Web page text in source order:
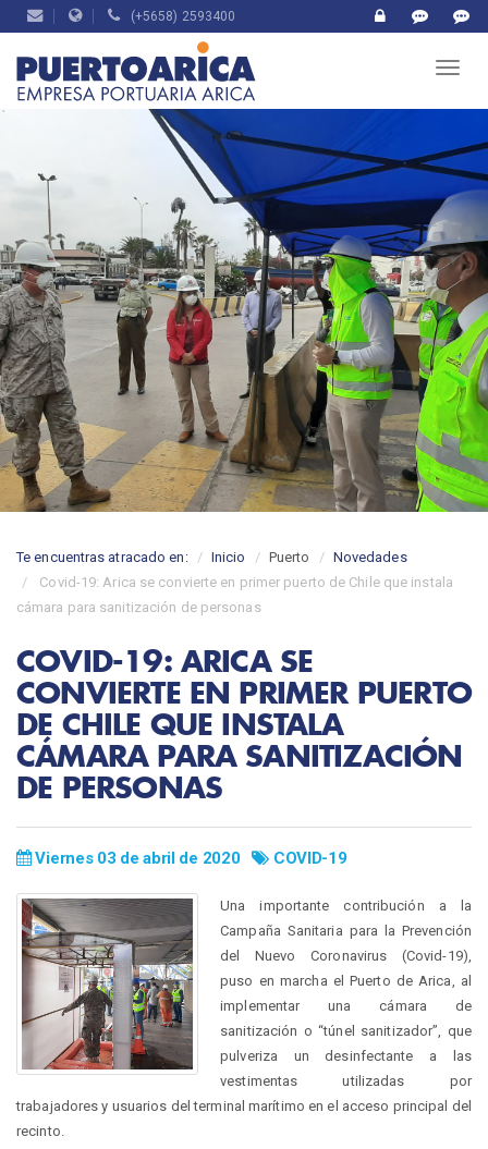
(+5658) 2593400
Te encuentras atracado en: Inicio Puerto
Novedades
Covid-19: Arica se convierte en primer puerto de Chile que instala
cámara para sanitización de personas
COVID-19: ARICA SE
CONVIERTE EN PRIMER PUERTO
DE CHILE QUE INSTALA
CÁMARA PARA SANITIZACIÓN
DE PERSONAS
Viernes 03 de abril de 2020 COVID-19
Una importante contribución a la
Campaña Sanitaria para la Prevención
del Nuevo Coronavirus (Covid-19),
puso en marcha el Puerto de Arica, al
implementar una cámara de
sanitización o “túnel sanitizador”, que
pulveriza un desinfectante a las
vestimentas utilizadas por
trabajadores y usuarios del terminal marítimo en el acceso principal del
recinto.